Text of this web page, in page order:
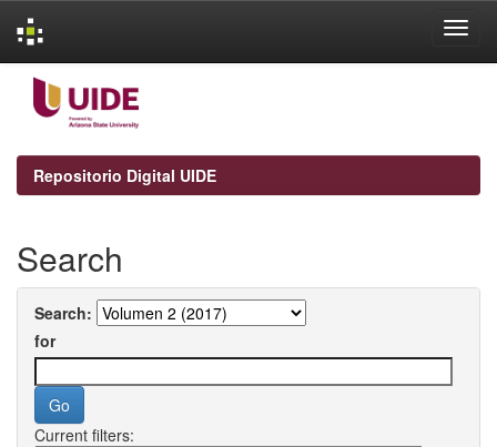
navigation
Repositorio Digital UIDE
Search
Search:
for
Current filters: